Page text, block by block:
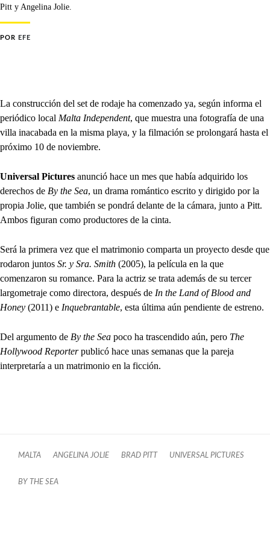
Pitt y Angelina Jolie.
POR EFE
La construcción del set de rodaje ha comenzado ya, según informa el
periódico local Malta Independent, que muestra una fotografía de una
villa inacabada en la misma playa, y la filmación se prolongará hasta el
próximo 10 de noviembre.
Universal Pictures anunció hace un mes que había adquirido los
derechos de By the Sea, un drama romántico escrito y dirigido por la
propia Jolie, que también se pondrá delante de la cámara, junto a Pitt.
Ambos figuran como productores de la cinta.
Será la primera vez que el matrimonio comparta un proyecto desde que
rodaron juntos Sr. y Sra. Smith (2005), la película en la que
comenzaron su romance. Para la actriz se trata además de su tercer
largometraje como directora, después de In the Land of Blood and
Honey (2011) e Inquebrantable, esta última aún pendiente de estreno.
Del argumento de By the Sea poco ha trascendido aún, pero The
Hollywood Reporterpublicó hace unas semanas que la pareja
interpretaría a un matrimonio en la ficción.
MALTA ANGELINA JOLIE BRAD PITT UNIVERSAL PICTURES
BY THE SEA